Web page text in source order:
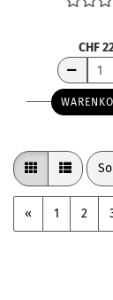
Poinsettia
CHF
« 1 2